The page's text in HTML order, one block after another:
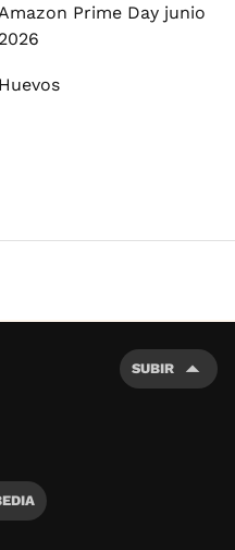
Amazon Prime Day junio
2026
Huevos
SUBIR